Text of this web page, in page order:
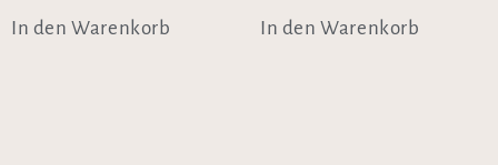
In den Warenkorb In den Warenkorb